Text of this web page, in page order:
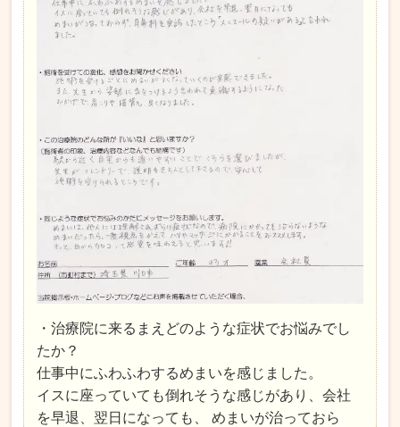
・治療院に来るまえどのような症状でお悩みでし
たか？
仕事中にふわふわするめまいを感じました。
イスに座っていても倒れそうな感じがあり、会社
を早退、翌日になっても、 めまいが治っておら